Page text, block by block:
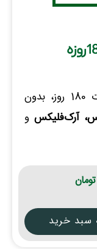
تومان
سبد خرید
با خرید این پلن، می‌توانید به مدت 180 روز، بدون
آرک‌فلیکس و